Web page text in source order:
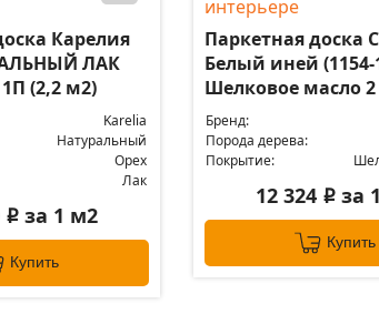
Карелия
ЛАК
1П (2,2 м2)
Karelia
Натуральный
Орех
Лак
iза 1 м2
Купить
Паркетная доска
Белый иней (1154-
Шелковое масло
Бренд:
Порода дерева:
Покрытие:
12 324 iза
Купить